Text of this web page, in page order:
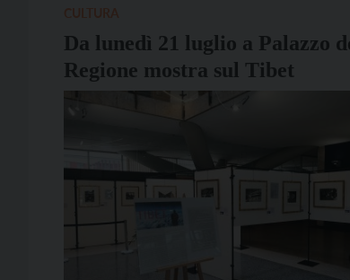
Da lunedì 21 luglio a Palazzo
Regione mostra sul Tibet